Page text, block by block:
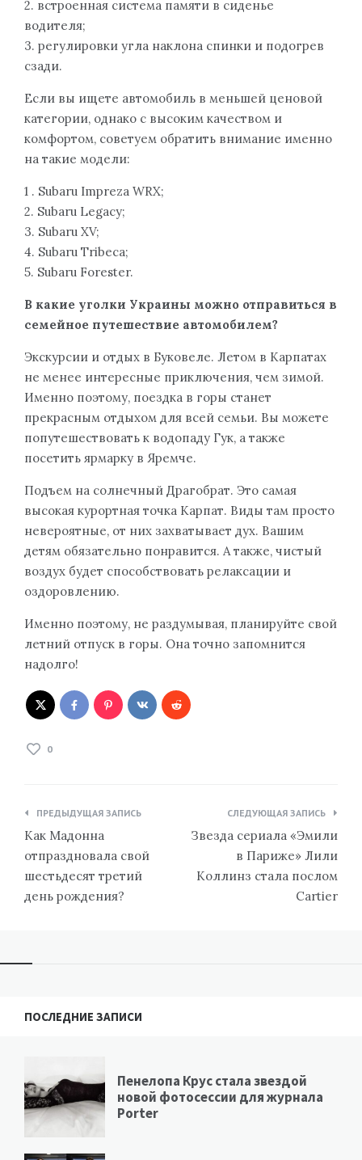
2. встроенная система памяти в сиденье
водителя;
3. регулировки угла наклона спинки и подогрев
сзади.
Если вы ищете автомобиль в меньшей ценовой
категории, однако с высоким качеством и
комфортом, советуем обратить внимание именно
на такие модели:
1 . Subaru Impreza WRX;
2. Subaru Legacy;
3. Subaru XV;
4. Subaru Tribeca;
5. Subaru Forester.
В какие уголки Украины можно отправиться в
семейное путешествие автомобилем?
Экскурсии и отдых в Буковеле. Летом в Карпатах
не менее интересные приключения, чем зимой.
Именно поэтому, поездка в горы станет
прекрасным отдыхом для всей семьи. Вы можете
попутешествовать к водопаду Гук, а также
посетить ярмарку в Яремче.
Подъем на солнечный Драгобрат. Это самая
высокая курортная точка Карпат. Виды там просто
невероятные, от них захватывает дух. Вашим
детям обязательно понравится. А также, чистый
воздух будет способствовать релаксации и
оздоровлению.
Именно поэтому, не раздумывая, планируйте свой
летний отпуск в горы. Она точно запомнится
надолго!
0
Навигация
по
записям
ПРЕДЫДУЩАЯ ЗАПИСЬ
Как Мадонна
отпраздновала свой
шестьдесят третий
день рождения?
СЛЕДУЮЩАЯ ЗАПИСЬ
Звезда сериала «Эмили
в Париже» Лили
Коллинз стала послом
Cartier
ПОСЛЕДНИЕ ЗАПИСИ
Пенелопа Крус стала звездой
новой фотосессии для журнала
Porter